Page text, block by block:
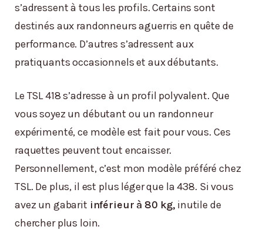
s’adressent à tous les profils. Certains sont
destinés aux randonneurs aguerris en quête de
performance. D’autres s’adressent aux
pratiquants occasionnels et aux débutants.
Le TSL 418 s’adresse à un profil polyvalent. Que
vous soyez un débutant ou un randonneur
expérimenté, ce modèle est fait pour vous. Ces
raquettes peuvent tout encaisser.
Personnellement, c’est mon modèle préféré chez
TSL. De plus, il est plus léger que la 438. Si vous
avez un gabarit inférieur à 80 kg, inutile de
chercher plus loin.